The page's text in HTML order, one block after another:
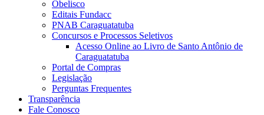
Obelisco
Editais Fundacc
PNAB Caraguatatuba
Concursos e Processos Seletivos
Acesso Online ao Livro de Santo Antônio de
Caraguatatuba
Portal de Compras
Legislação
Perguntas Frequentes
Transparência
Fale Conosco